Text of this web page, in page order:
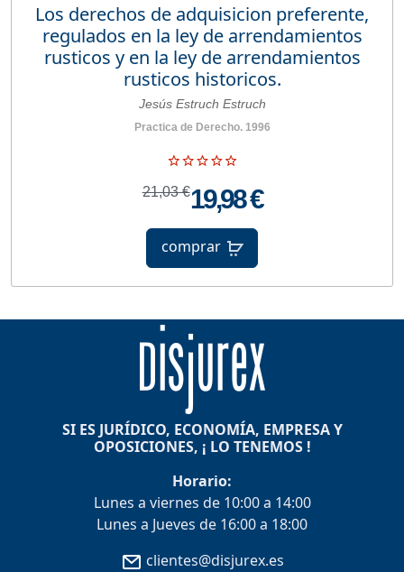
Los derechos de adquisicion preferente,
regulados en la ley de arrendamientos
rusticos y en la ley de arrendamientos
rusticos historicos.
Jesús Estruch Estruch
Practica de Derecho. 1996
21,03 €19,98 €
comprar
SI ES JURÍDICO, ECONOMÍA, EMPRESA Y
OPOSICIONES, ¡ LO TENEMOS !
Horario:
Lunes a viernes de 10:00 a 14:00
Lunes a Jueves de 16:00 a 18:00
clientes@disjurex.es